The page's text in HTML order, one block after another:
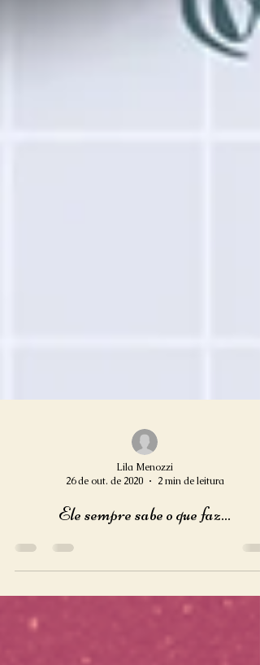
Lila Menozzi
26 de out. de 2020
2 min de leitura
Ele sempre sabe o que faz...